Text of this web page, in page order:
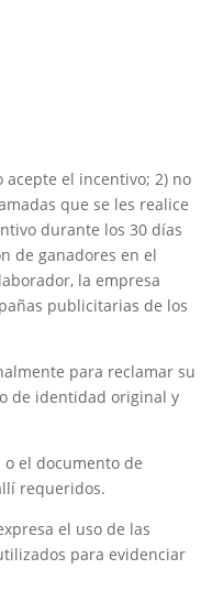
acepte el incentivo; 2) no
que se les realice
durante los 30 días
de ganadores en el
la empresa
publicitarias de los
para reclamar su
de identidad original y
el documento de
requeridos.
el uso de las
para evidenciar